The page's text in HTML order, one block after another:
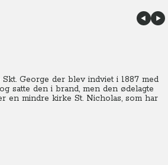
George der blev indviet i 1887 med
satte den i brand, men den ødelagte
en mindre kirke St. Nicholas, som har